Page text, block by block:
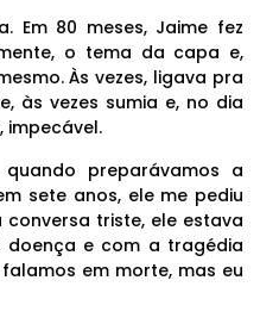
Em 80 meses, Jaime fez
o tema da capa e,
Às vezes, ligava pra
às vezes sumia e, no dia
impecável.
preparávamos a
sete anos, ele me pediu
triste, ele estava
e com a tragédia
em morte, mas eu